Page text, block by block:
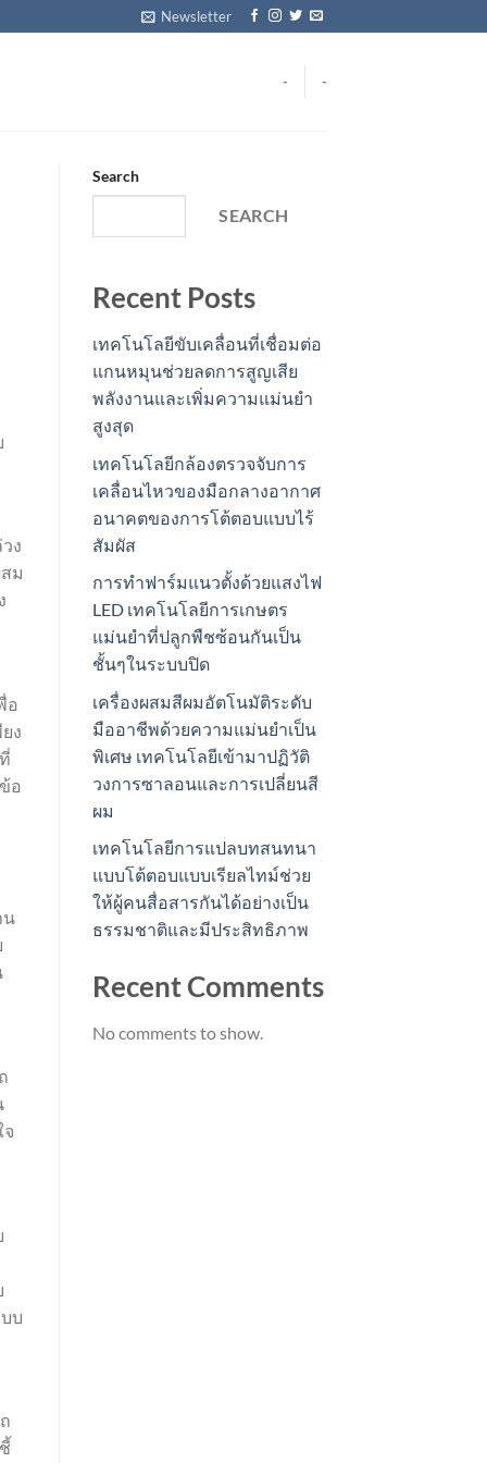
Newsletter
- -
ง
ม
อ
ง
อ
น
บ
Search
SEARCH
Recent Posts
เทคโนโลยีขับเคลื่อนที่เชื่อมต่อ
แกนหมุนช่วยลดการสูญเสีย
พลังงานและเพิ่มความแม่นยำ
สูงสุด
เทคโนโลยีกล้องตรวจจับการ
เคลื่อนไหวของมือกลางอากาศ
อนาคตของการโต้ตอบแบบไร้
สัมผัส
การทำฟาร์มแนวตั้งด้วยแสงไฟ
LED เทคโนโลยีการเกษตร
แม่นยำที่ปลูกพืชซ้อนกันเป็น
ชั้นๆในระบบปิด
เครื่องผสมสีผมอัตโนมัติระดับ
มืออาชีพด้วยความแม่นยำเป็น
พิเศษ เทคโนโลยีเข้ามาปฏิวัติ
วงการซาลอนและการเปลี่ยนสี
ผม
เทคโนโลยีการแปลบทสนทนา
แบบโต้ตอบแบบเรียลไทม์ช่วย
ให้ผู้คนสื่อสารกันได้อย่างเป็น
ธรรมชาติและมีประสิทธิภาพ
Recent Comments
No comments to show.